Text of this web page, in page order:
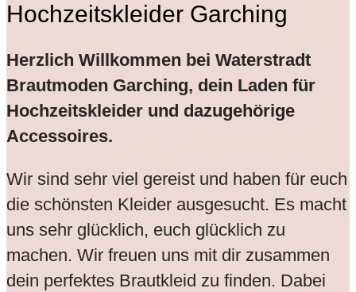
Hochzeitskleider Garching
Herzlich Willkommen bei Waterstradt
Brautmoden Garching, dein Laden für
Hochzeitskleider und dazugehörige
Accessoires.
Wir sind sehr viel gereist und haben für euch
die schönsten Kleider ausgesucht. Es macht
uns sehr glücklich, euch glücklich zu
machen. Wir freuen uns mit dir zusammen
dein perfektes Brautkleid zu finden. Dabei